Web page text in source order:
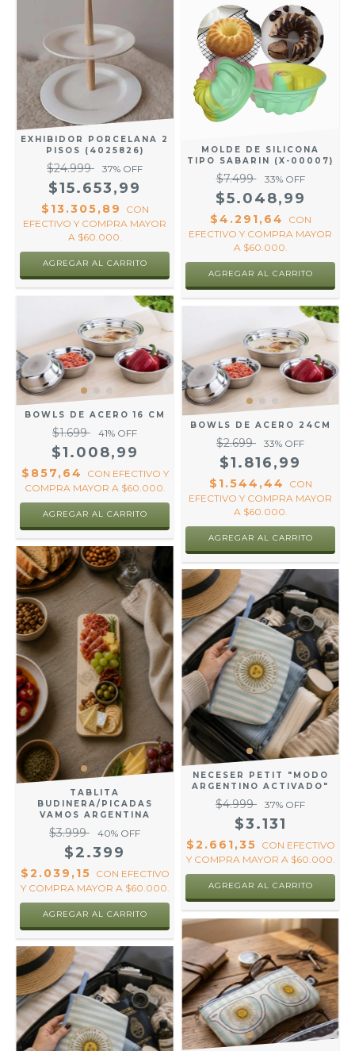
EXHIBIDOR PORCELANA 2
PISOS (4025826)
$24.999 37% OFF
$15.653,99
$13.305,89
CON
EFECTIVO Y COMPRA MAYOR
A $60.000.
MOLDE DE SILICONA
TIPO SABARIN (X-00007)
$7.499 33% OFF
$5.048,99
$4.291,64
CON
EFECTIVO Y COMPRA MAYOR
A $60.000.
BOWLS DE ACERO 16 CM
$1.699 41% OFF
$1.008,99
$857,64 CON EFECTIVO Y
COMPRA MAYOR A $60.000.
BOWLS DE ACERO 24CM
$2.699 33% OFF
$1.816,99
$1.544,44
CON
EFECTIVO Y COMPRA MAYOR
A $60.000.
TABLITA
BUDINERA/PICADAS
VAMOS ARGENTINA
$3.999 40% OFF
$2.399
$2.039,15 CON EFECTIVO
Y COMPRA MAYOR A $60.000.
AGREGAR AL CARRITO
NECESER PETIT "MODO
ARGENTINO ACTIVADO"
$4.999 37% OFF
$3.131
$2.661,35 CON EFECTIVO
Y COMPRA MAYOR A $60.000.
AGREGAR AL CARRITO